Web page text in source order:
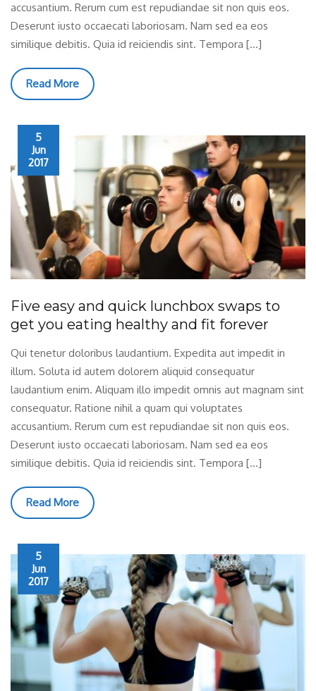
accusantium. Rerum cum est repudiandae sit non quis eos.
Deserunt iusto occaecati laboriosam. Nam sed ea eos
similique debitis. Quia id reiciendis sint. Tempora […]
Read More
5
Jun
2017
Five easy and quick lunchbox swaps to
get you eating healthy and fit forever
Qui tenetur doloribus laudantium. Expedita aut impedit in
illum. Soluta id autem dolorem aliquid consequatur
laudantium enim. Aliquam illo impedit omnis aut magnam sint
consequatur. Ratione nihil a quam qui voluptates
accusantium. Rerum cum est repudiandae sit non quis eos.
Deserunt iusto occaecati laboriosam. Nam sed ea eos
similique debitis. Quia id reiciendis sint. Tempora […]
Read More
5
Jun
2017